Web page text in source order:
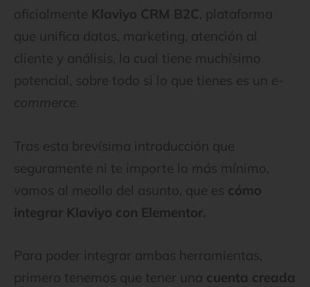
oficialmente Klaviyo CRM B2C, plataforma
que unifica datos, marketing, atención al
cliente y análisis, la cual tiene muchísimo
potencial, sobre todo si lo que tienes es un e-
commerce.
Tras esta brevísima introducción que
seguramente ni te importe lo más mínimo,
vamos al meollo del asunto, que es cómo
integrar Klaviyo con Elementor.
Para poder integrar ambas herramientas,
primero tenemos que tener una cuenta creada